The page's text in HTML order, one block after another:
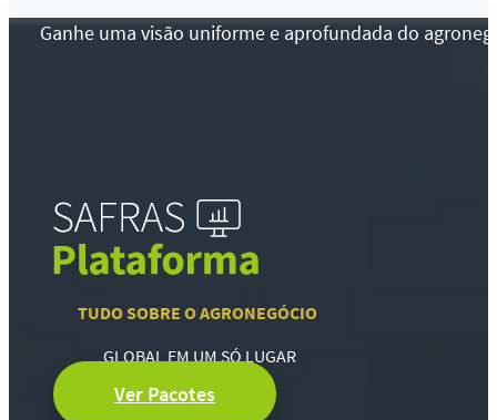
Ganhe uma visão uniforme e aprofundada do
TUDO SOBRE O AGRONEGÓCIO
GLOBAL EM UM SÓ LUGAR
Ver Pacotes